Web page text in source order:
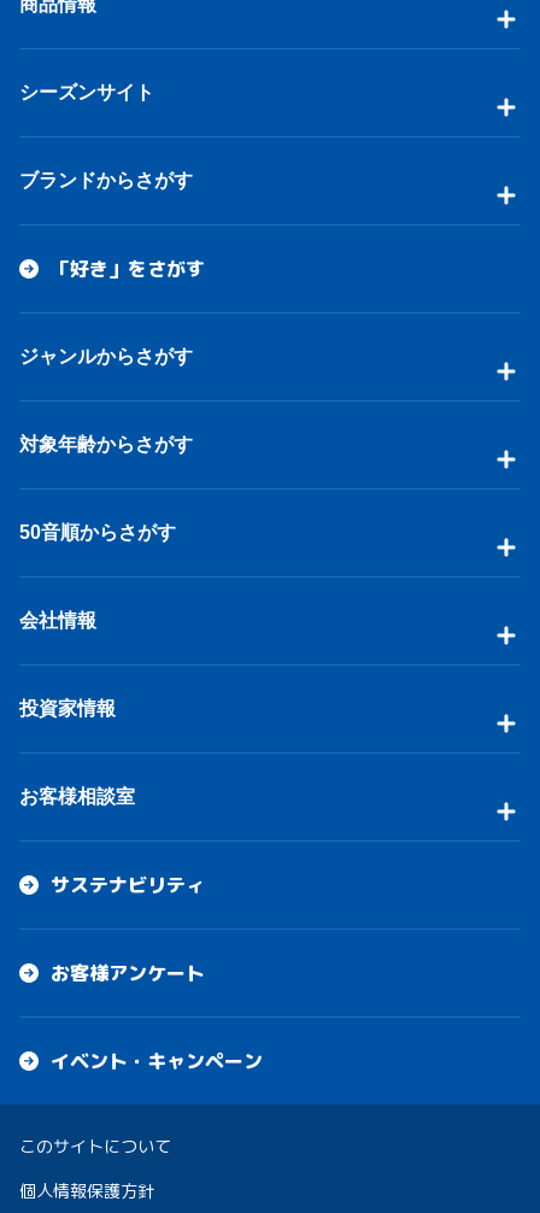
商品情報
シーズンサイト
ブランドからさがす
「好き」をさがす
ジャンルからさがす
対象年齢からさがす
50音順からさがす
会社情報
投資家情報
お客様相談室
サステナビリティ
お客様アンケート
イベント・キャンペーン
このサイトについて
個人情報保護方針